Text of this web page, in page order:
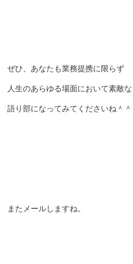
ぜひ、あなたも業務提携に限らず
人生のあらゆる場面において素敵
語り部になってみてくださいね＾＾
またメールしますね。